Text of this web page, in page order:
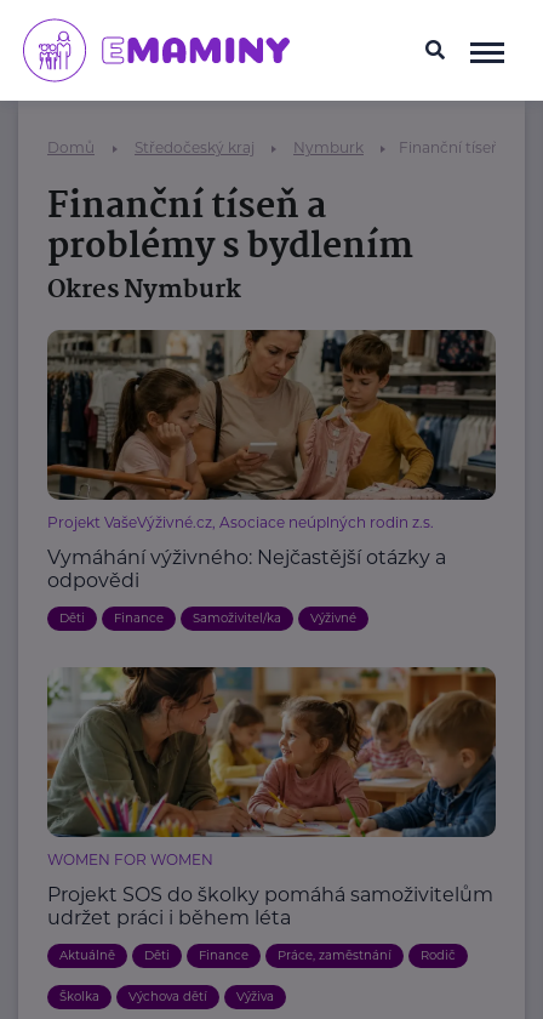
Domů Středočeský kraj Nymburk Finanční tíseň a
Finanční tíseň a
problémy s bydlením
Okres Nymburk
Projekt VašeVýživné.cz, Asociace neúplných rodin z.s.
Vymáhání výživného: Nejčastější otázky a
odpovědi
Děti Finance Samoživitel/ka Výživné
WOMEN FOR WOMEN
Projekt SOS do školky pomáhá samoživitelům
udržet práci i během léta
Aktuálně Děti Finance Práce, zaměstnání Rodič
Školka Výchova dětí Výživa